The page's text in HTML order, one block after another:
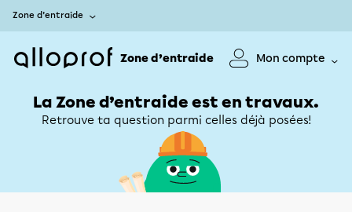
Zone d’entraide
Zone d’entraide Mon compte
La Zone d’entraide est en travaux.
Retrouve ta question parmi celles déjà posées!